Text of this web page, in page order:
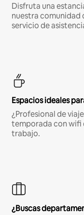
Disfruta una
nuestra comunidad
servicio de
Espacios ideales
¿Profesional de
temporada con wifi
trabajo.
¿Buscas